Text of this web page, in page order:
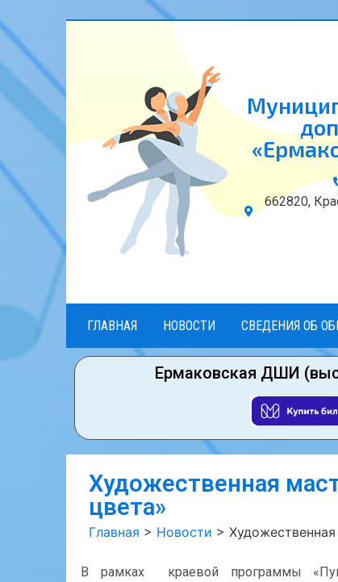
662820,
ГЛАВНАЯ НОВОСТИ СВЕДЕНИЯ ОБ
Ермаковская ДШИ
Художественная
цвета»
Главная > Новости >
В рамках краевой программы